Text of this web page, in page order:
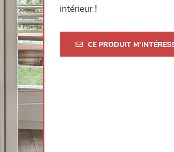
intérieur !
CE PRODUIT